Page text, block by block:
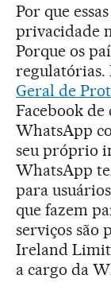
Por que
privacidade
Porque os
regulatórias.
Geral de
Facebook
WhatsApp
seu próprio
WhatsApp
para
que fazem
serviços são
Ireland
a cargo da